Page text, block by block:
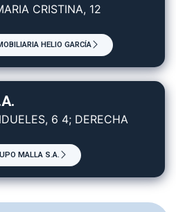
CRISTINA, 12
HELIO GARCÍA
6 4; DERECHA
MALLA S.A.